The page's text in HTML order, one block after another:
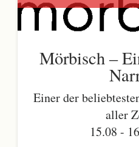
Mörbisch –
Einer der
aller
15.08 -